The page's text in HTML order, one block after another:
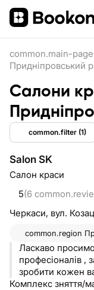
common.main-page
Придніпровський
Салони
common.filter (1)
Salon SK
Салон краси
5(6
Черкаси, вул.
common.region
Ласкаво
професіоналів ,
зробити кожен
про себе